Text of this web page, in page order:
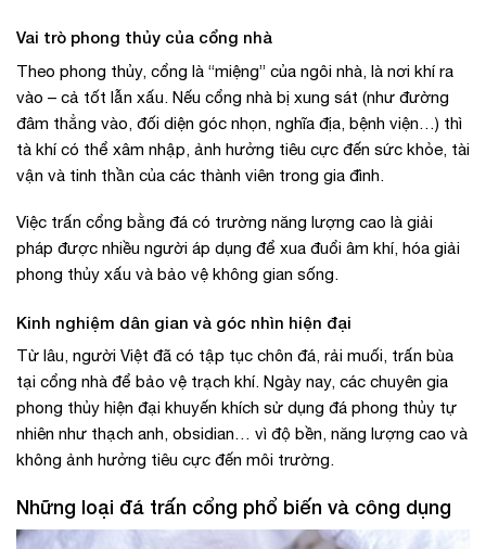
Vai trò phong thủy của cổng nhà
Theo phong thủy, cổng là “miệng” của ngôi nhà, là nơi khí ra
vào – cả tốt lẫn xấu. Nếu cổng nhà bị xung sát (như đường
đâm thẳng vào, đối diện góc nhọn, nghĩa địa, bệnh viện…) thì
tà khí có thể xâm nhập, ảnh hưởng tiêu cực đến sức khỏe, tài
vận và tinh thần của các thành viên trong gia đình.
Việc trấn cổng bằng đá có trường năng lượng cao là giải
pháp được nhiều người áp dụng để xua đuổi âm khí, hóa giải
phong thủy xấu và bảo vệ không gian sống.
Kinh nghiệm dân gian và góc nhìn hiện đại
Từ lâu, người Việt đã có tập tục chôn đá, rải muối, trấn bùa
tại cổng nhà để bảo vệ trạch khí. Ngày nay, các chuyên gia
phong thủy hiện đại khuyến khích sử dụng đá phong thủy tự
nhiên như thạch anh, obsidian… vì độ bền, năng lượng cao và
không ảnh hưởng tiêu cực đến môi trường.
Những loại đá trấn cổng phổ biến và công dụng